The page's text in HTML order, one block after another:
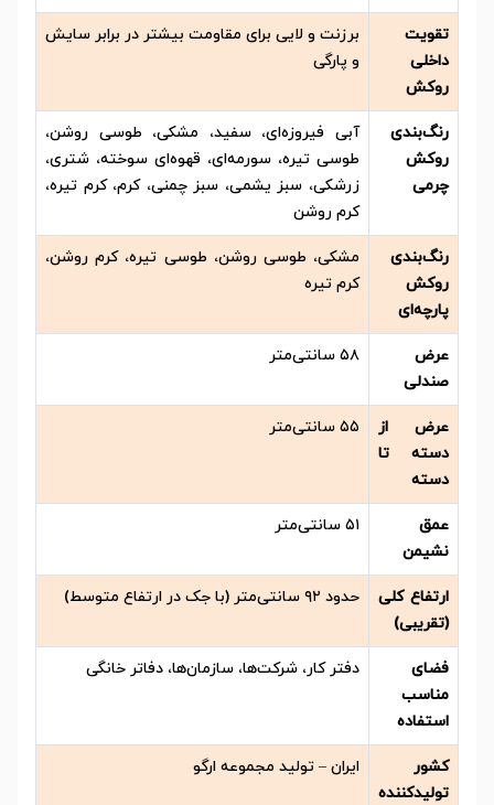
تقویت
داخلی
روکش
برزنت و لایی برای مقاومت بیشتر در برابر سایش
و پارگی
رنگ‌بندی
روکش
چرمی
آبی فیروزه‌ای، سفید، مشکی، طوسی روشن،
طوسی تیره، سورمه‌ای، قهوه‌ای سوخته، شتری،
زرشکی، سبز یشمی، سبز چمنی، کرم، کرم تیره،
کرم روشن
رنگ‌بندی
روکش
پارچه‌ای
مشکی، طوسی روشن، طوسی تیره، کرم روشن،
کرم تیره
عرض
صندلی
۵۸ سانتی‌متر
عرض از
دسته تا
دسته
۵۵ سانتی‌متر
عمق
نشیمن
۵۱ سانتی‌متر
ارتفاع کلی
(تقریبی)
حدود ۹۲ سانتی‌متر (با جک در ارتفاع متوسط)
فضای
مناسب
استفاده
دفتر کار، شرکت‌ها، سازمان‌ها، دفاتر خانگی
کشور
تولیدکننده
ایران – تولید مجموعه ارگو